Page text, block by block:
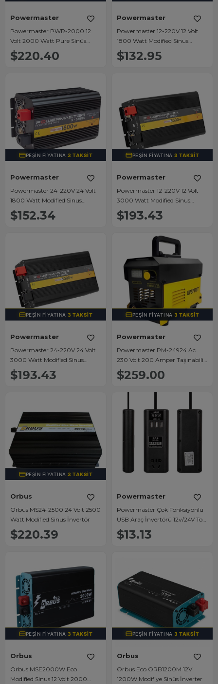
Powermaster
Powermaster PWR-2000 12
Volt 2000 Watt Pure Sinüs
Wave İnverter
$220.40
Powermaster
Powermaster 12-220V 12 Volt
1800 Watt Modified Sinus
İnverter PWR1800-12
$132.95
PEŞIN FIYATINA3 TAKSIT
Powermaster
Powermaster 24-220V 24 Volt
1800 Watt Modified Sinus
İnverter PWR1800-24
$152.34
PEŞIN FIYATINA3 TAKSIT
Powermaster
Powermaster 12-220V 12 Volt
3000 Watt Modified Sinus
İnverter PWR3000-12
$193.43
PEŞIN FIYATINA3 TAKSIT
Powermaster
Powermaster 24-220V 24 Volt
3000 Watt Modified Sinus
İnverter PWR3000-24
$193.43
PEŞIN FIYATINA3 TAKSIT
Powermaster
Powermaster PM-24924 Ac
230 Volt 200 Amper Taşınabilir
Igbt Dc Mma Inverter Kaynak
Makinesi
$259.00
PEŞIN FIYATINA3 TAKSIT
Orbus
Orbus MS24-2500 24 Volt 2500
Watt Modified Sinus İnvertör
$220.39
Powermaster
Powermaster Çok Fonksiyonlu
USB Araç İnvertörü 12v/24V To
220V
$13.13
PEŞIN FIYATINA3 TAKSIT
Orbus
Orbus MSE2000W Eco
Modified Sinus 12 Volt 2000
PEŞIN FIYATINA3 TAKSIT
Orbus
Orbus Eco ORB1200M 12V
1200W Modifiye Sinüs İnverter